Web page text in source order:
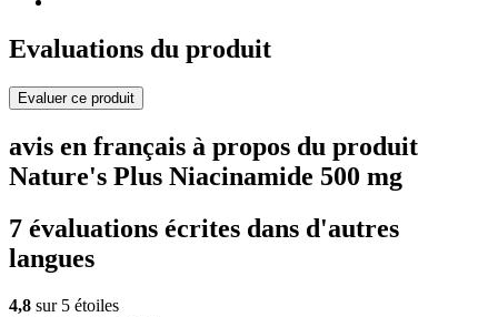
Evaluations du produit
Evaluer ce produit
avis en français à propos du produit
Nature's Plus Niacinamide 500 mg
7 évaluations écrites dans d'autres
langues
4,8 sur 5 étoiles